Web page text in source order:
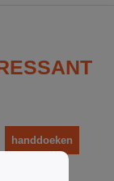
handdoeken